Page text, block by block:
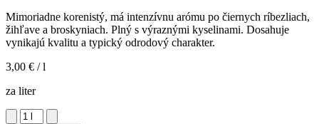
Mimoriadne korenistý, má intenzívnu arómu po čiernych ríbezliach,
žihľave a broskyniach. Plný s výraznými kyselinami. Dosahuje
vynikajú kvalitu a typický odrodový charakter.
3,00 € / l
za liter